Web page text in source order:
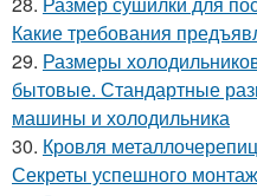
Какие требования
29. Размеры
бытовые. Стандартные
машины и холодильника
30. Кровля
Секреты успешного